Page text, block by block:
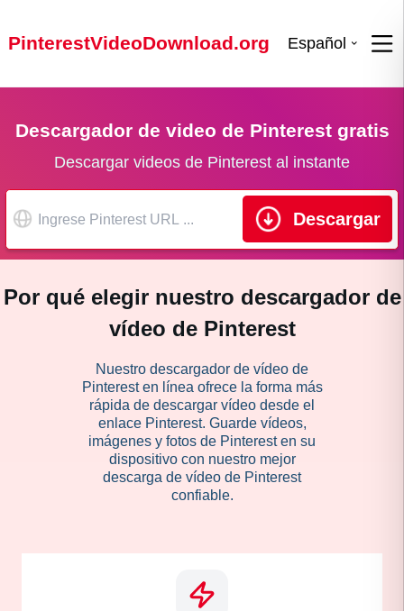
PinterestVideoDownload.org Español
Descargador de video de Pinterest gratis
Descargar videos de Pinterest al instante
Descargar
Por qué elegir nuestro descargador de
vídeo de Pinterest
Nuestro descargador de vídeo de
Pinterest en línea ofrece la forma más
rápida de descargar vídeo desde el
enlace Pinterest. Guarde vídeos,
imágenes y fotos de Pinterest en su
dispositivo con nuestro mejor
descarga de vídeo de Pinterest
confiable.